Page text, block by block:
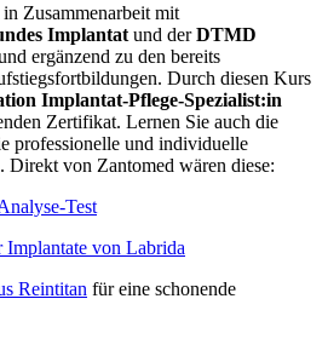
Zusammenarbeit mit
Implantat und derDTMD
ergänzend zu den bereits
Durch diesen Kurs
Implantat-Pflege-Spezialist:in
Zertifikat. Lernen Sie auch die
professionelle und individuelle
Direkt von Zantomed wären diese:
Test
von Labrida
Reintitan für eine schonende